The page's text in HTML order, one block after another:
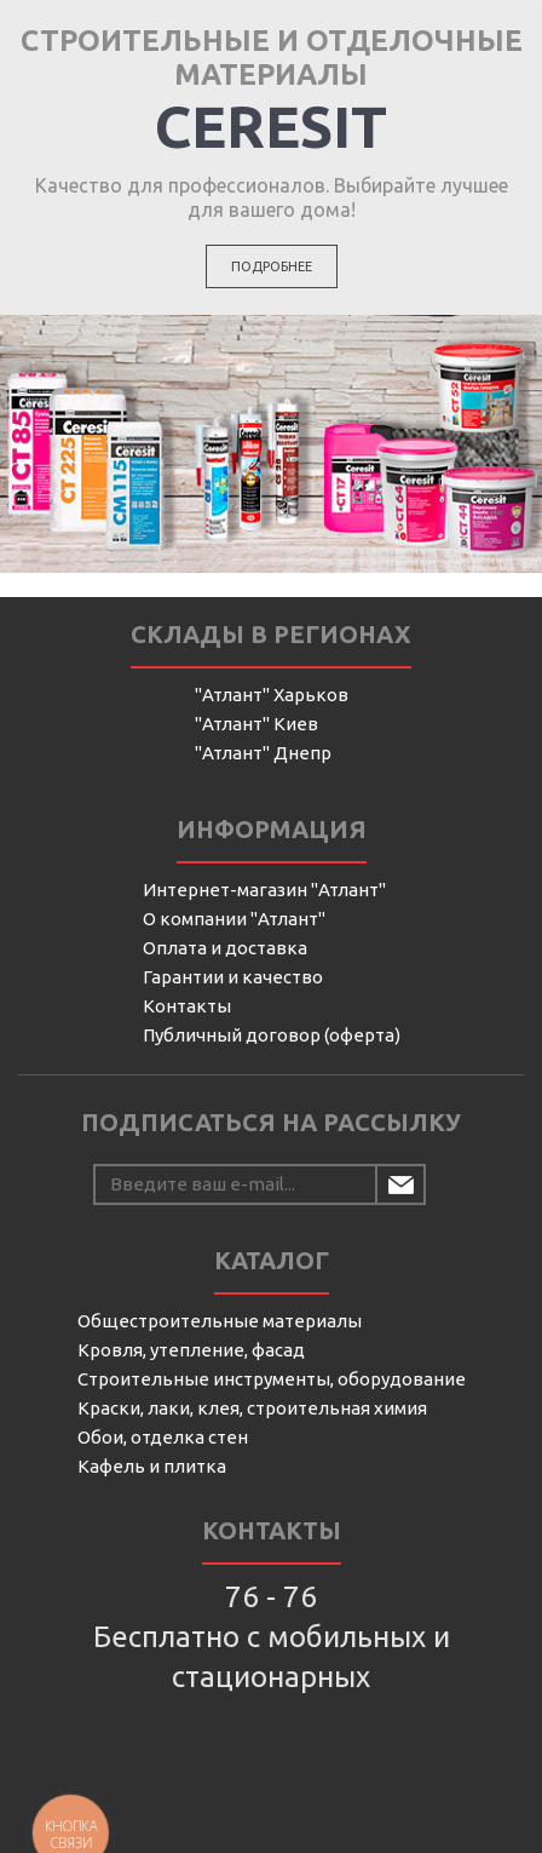
СТРОИТЕЛЬНЫЕ И ОТДЕЛОЧНЫЕ
МАТЕРИАЛЫ
CERESIT
Качество для профессионалов. Выбирайте лучшее
для вашего дома!
ПОДРОБНЕЕ
СКЛАДЫ В РЕГИОНАХ
"Атлант" Харьков
"Атлант" Киев
"Атлант" Днепр
ИНФОРМАЦИЯ
Интернет-магазин "Атлант"
О компании "Атлант"
Оплата и доставка
Гарантии и качество
Контакты
Публичный договор (оферта)
ПОДПИСАТЬСЯ НА РАССЫЛКУ
КАТАЛОГ
Общестроительные материалы
Кровля, утепление, фасад
Строительные инструменты, оборудование
Краски, лаки, клея, строительная химия
Обои, отделка стен
Кафель и плитка
КОНТАКТЫ
76 - 76
Бесплатно с мобильных и
стационарных
КНОПКА
СВЯЗИ